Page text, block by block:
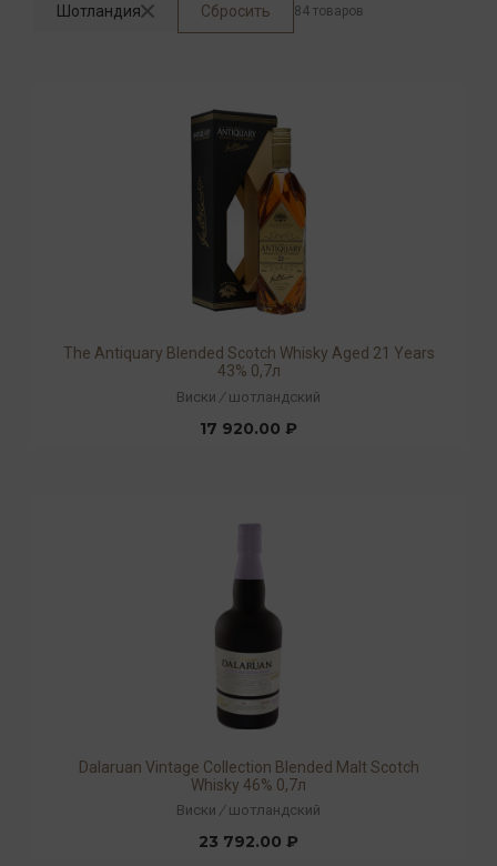
Шотландия Сбросить 84 товаров
The Antiquary Blended Scotch Whisky Aged 21 Years
43% 0,7л
Виски / шотландский
17 920.00 ₽
Dalaruan Vintage Collection Blended Malt Scotch
Whisky 46% 0,7л
Виски / шотландский
23 792.00 ₽